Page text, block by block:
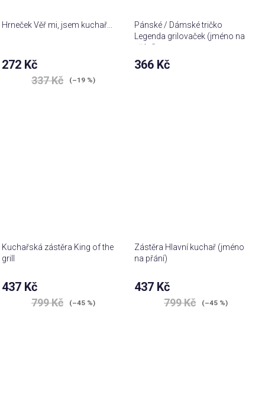
Hrneček Věř mi, jsem kuchař...
272 Kč
337 Kč (–19 %)
Pánské / Dámské tričko
Legenda grilovaček (jméno na
přání)
366 Kč
Kuchařská zástěra King of the
grill
437 Kč
799 Kč (–45 %)
Zástěra Hlavní kuchař (jméno
na přání)
437 Kč
799 Kč (–45 %)